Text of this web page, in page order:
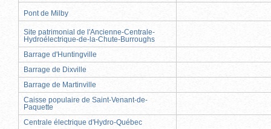
Pont de Milby
Site patrimonial de l'Ancienne-Centrale-
Hydroélectrique-de-la-Chute-Burroughs
Barrage d'Huntingville
Barrage de Dixville
Barrage de Martinville
Caisse populaire de Saint-Venant-de-
Paquette
Centrale électrique d'Hydro-Québec